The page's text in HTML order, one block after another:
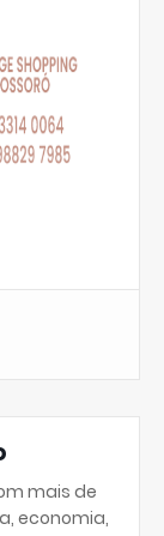
mais de
economia,